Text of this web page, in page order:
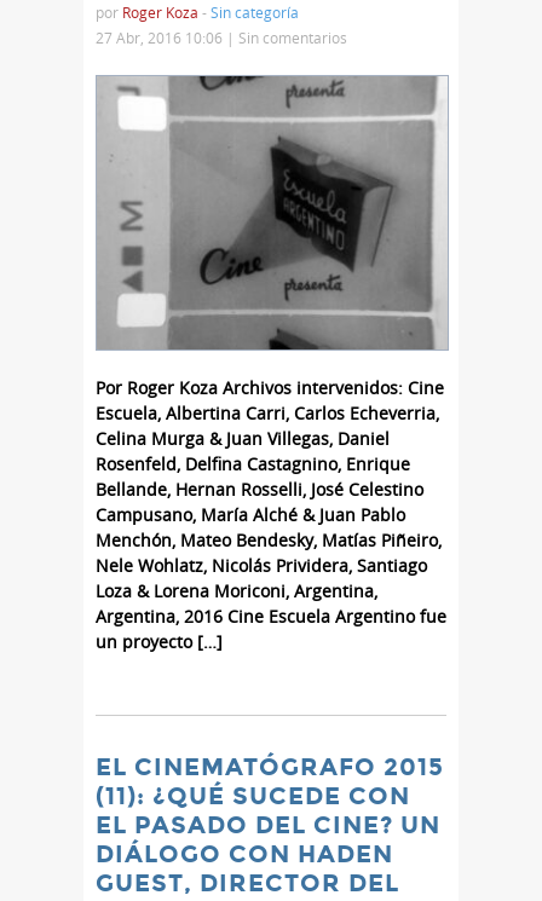
por Roger Koza -Sin categoría
27 Abr, 2016 10:06 | Sin comentarios
Por Roger Koza Archivos intervenidos: Cine
Escuela, Albertina Carri, Carlos Echeverria,
Celina Murga & Juan Villegas, Daniel
Rosenfeld, Delfina Castagnino, Enrique
Bellande, Hernan Rosselli, José Celestino
Campusano, María Alché & Juan Pablo
Menchón, Mateo Bendesky, Matías Piñeiro,
Nele Wohlatz, Nicolás Prividera, Santiago
Loza & Lorena Moriconi, Argentina,
Argentina, 2016 Cine Escuela Argentino fue
un proyecto […]
EL CINEMATÓGRAFO 2015
(11): ¿QUÉ SUCEDE CON
EL PASADO DEL CINE? UN
DIÁLOGO CON HADEN
GUEST, DIRECTOR DEL